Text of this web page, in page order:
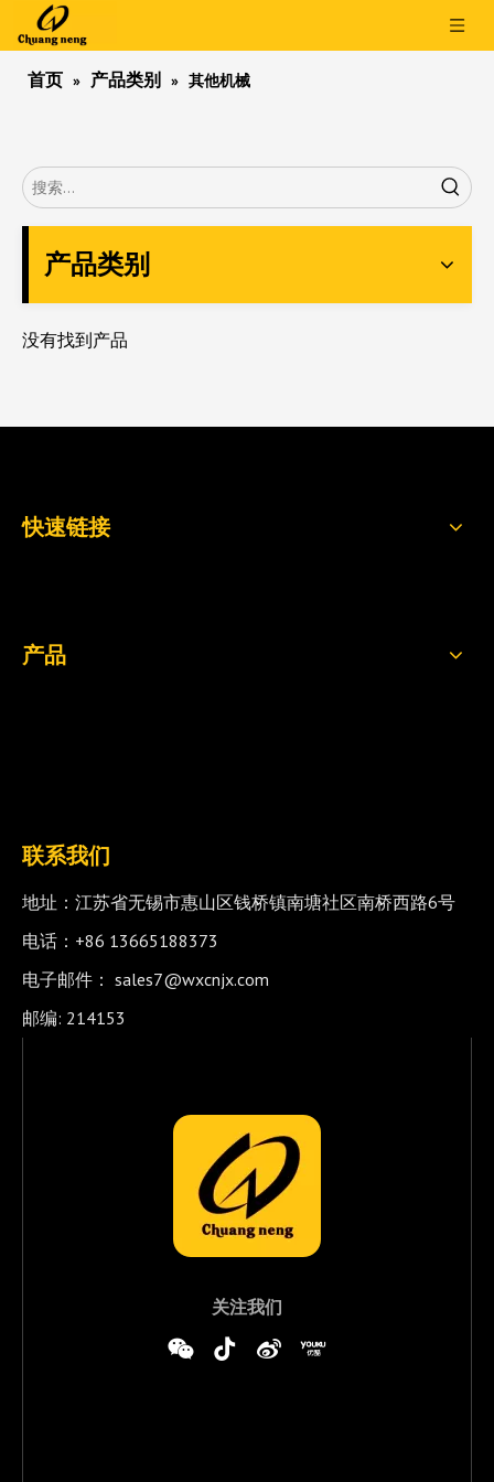
首页 » 产品类别 » 其他机械
产品类别
没有找到产品
快速链接
产品
联系我们
地址：江苏省无锡市惠山区钱桥镇南塘社区南桥西路6号
电话：+86 13665188373
电子邮件： sales7@wxcnjx.com
邮编: 214153
关注我们